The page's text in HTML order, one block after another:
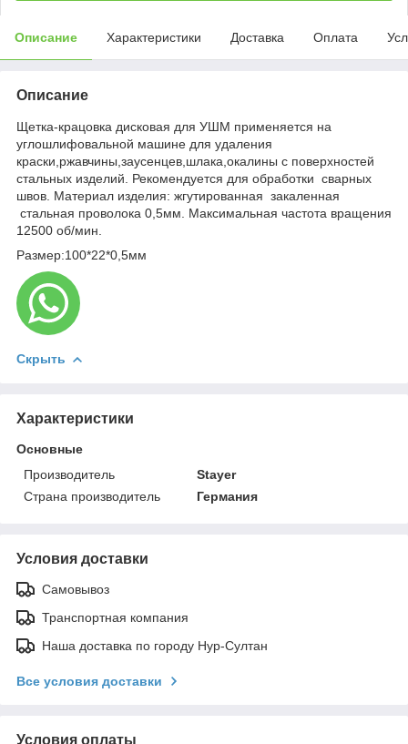
Описание Характеристики Доставка Оплата
Описание
Щетка-крацовка дисковая для УШМ применяется на
углошлифовальной машине для удаления
краски,ржавчины,заусенцев,шлака,окалины с поверхностей
стальных изделий. Рекомендуется для обработки сварных
швов. Материал изделия: жгутированная закаленная
стальная проволока 0,5мм. Максимальная частота вращения
12500 об/мин.
Размер:100*22*0,5мм
Скрыть
Характеристики
Основные
Производитель
Stayer
Страна производитель
Германия
Условия доставки
Самовывоз
Транспортная компания
Наша доставка по городу Нур-Султан
Все условия доставки
Условия оплаты